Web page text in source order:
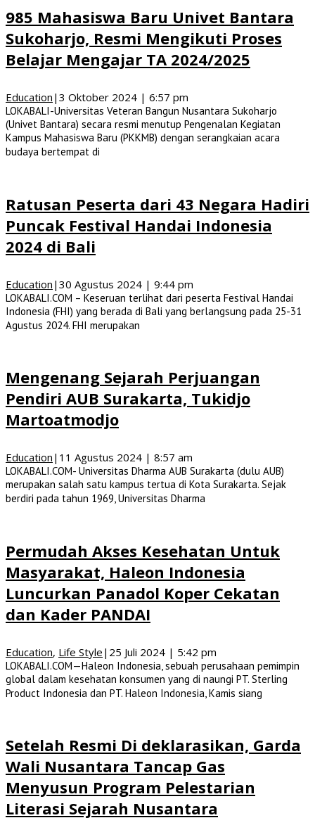
985 Mahasiswa Baru Univet Bantara
Sukoharjo, Resmi Mengikuti Proses
Belajar Mengajar TA 2024/2025
Education | 3 Oktober 2024 | 6:57 pm
LOKABALI-Universitas Veteran Bangun Nusantara Sukoharjo
(Univet Bantara) secara resmi menutup Pengenalan Kegiatan
Kampus Mahasiswa Baru (PKKMB) dengan serangkaian acara
budaya bertempat di
Ratusan Peserta dari 43 Negara Hadiri
Puncak Festival Handai Indonesia
2024 di Bali
Education | 30 Agustus 2024 | 9:44 pm
LOKABALI.COM – Keseruan terlihat dari peserta Festival Handai
Indonesia (FHI) yang berada di Bali yang berlangsung pada 25-31
Agustus 2024. FHI merupakan
Mengenang Sejarah Perjuangan
Pendiri AUB Surakarta, Tukidjo
Martoatmodjo
Education | 11 Agustus 2024 | 8:57 am
LOKABALI.COM- Universitas Dharma AUB Surakarta (dulu AUB)
merupakan salah satu kampus tertua di Kota Surakarta. Sejak
berdiri pada tahun 1969, Universitas Dharma
Permudah Akses Kesehatan Untuk
Masyarakat, Haleon Indonesia
Luncurkan Panadol Koper Cekatan
dan Kader PANDAI
Education, Life Style | 25 Juli 2024 | 5:42 pm
LOKABALI.COM—Haleon Indonesia, sebuah perusahaan pemimpin
global dalam kesehatan konsumen yang di naungi PT. Sterling
Product Indonesia dan PT. Haleon Indonesia, Kamis siang
Setelah Resmi Di deklarasikan, Garda
Wali Nusantara Tancap Gas
Menyusun Program Pelestarian
Literasi Sejarah Nusantara